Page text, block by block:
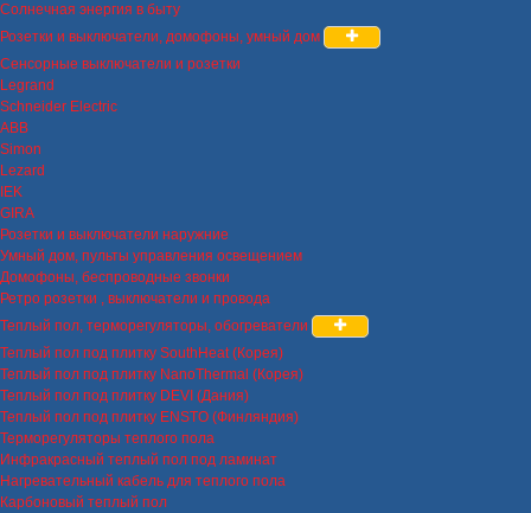
Солнечная энергия в быту
Розетки и выключатели, домофоны, умный дом
Сенсорные выключатели и розетки
Legrand
Schneider Electric
ABB
Simon
Lezard
IEK
GIRA
Розетки и выключатели наружние
Умный дом, пульты управления освещением
Домофоны, беспроводные звонки
Ретро розетки , выключатели и провода
Теплый пол, терморегуляторы, обогреватели
Теплый пол под плитку SouthHeat (Корея)
Теплый пол под плитку NanoThermal (Корея)
Теплый пол под плитку DEVI (Дания)
Теплый пол под плитку ENSTO (Финляндия)
Терморегуляторы теплого пола
Инфракрасный теплый пол под ламинат
Нагревательный кабель для теплого пола
Карбоновый теплый пол